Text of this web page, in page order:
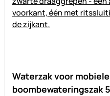
Waterzak voor
boombewateringszak